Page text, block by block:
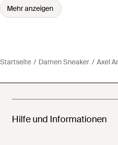
Mehr anzeigen
Startseite Damen Sneaker Axel
Hilfe und Informationen